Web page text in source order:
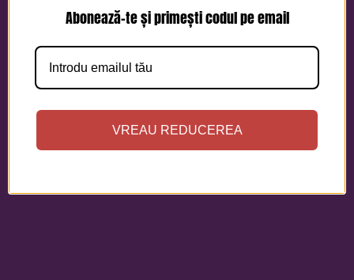
Abonează-te și primești codul pe email
VREAU REDUCEREA